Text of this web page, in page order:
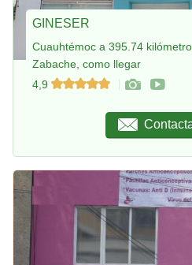
GINESER
Cuauhtémoc a 395.74
Zabache, como llegar
4,9